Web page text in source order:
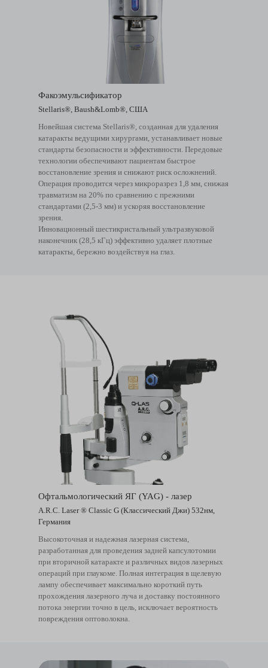
Факоэмульсификатор
Stellaris®, Baush&Lomb®, США
Новейшая система Stellaris®, созданная для удаления
катаракты ведущими хирургами, устанавливает новые
стандарты безопасности и эффективности. Передовые
технологии обеспечивают пациентам быстрое
восстановление зрения и снижают риск осложнений.
Операция проводится через микроразрез 1,8 мм, снижая
травматизм на 20% по сравнению с прежними
стандартами (2,5-3 мм) и ускоряя восстановление
зрения.
Инновационный шестикристальный ультразвуковой
наконечник (28,5 кГц) эффективно удаляет плотные
катаракты, бережно воздействуя на глаз.
Офтальмологический ЯГ (YAG) - лазер
A.R.C. Laser ® Classic G (Классический Джи) 532нм,
Германия
Высокоточная и надежная лазерная система,
разработанная для проведения задней капсулотомии
при вторичной катаракте и различных видов лазерных
операций при глаукоме. Полная интеграция в щелевую
лампу обеспечивает максимально короткий путь
прохождения лазерного луча и доставку постоянного
потока энергии точно в цель, исключает вероятность
повреждения оптоволокна.